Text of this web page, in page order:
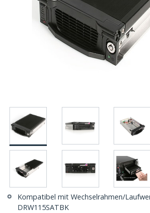
Kompatibel mit Wechselrahmen/
DRW115SATBK